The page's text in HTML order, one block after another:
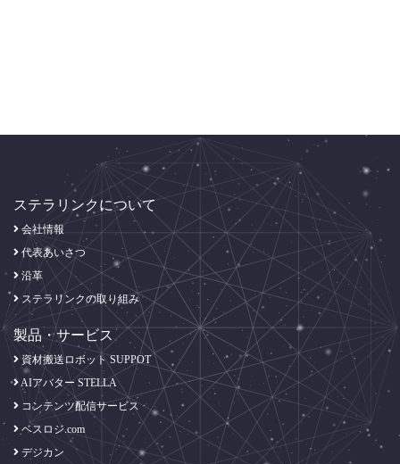
ステラリンクについて
会社情報
代表あいさつ
沿革
ステラリンクの取り組み
製品・サービス
資材搬送ロボット SUPPOT
AIアバター STELLA
コンテンツ配信サービス
ベスロジ.com
デジカン